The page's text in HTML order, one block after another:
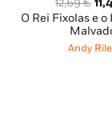
12,69€
O Rei Fixolas e
Andy